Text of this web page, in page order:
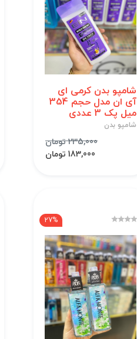
شامپو بدن کرمی ای
آی ان مدل حجم 354
میل پک 3 عددی
شامپو بدن
235,000 تومان
183,000 تومان
27%